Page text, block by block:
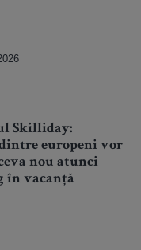
Skilliday:
europeni vor
nou atunci
în vacanță